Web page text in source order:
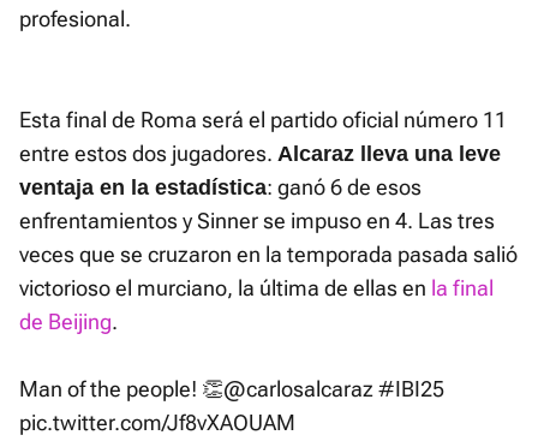
profesional.
Esta final de Roma será el partido oficial número 11
entre estos dos jugadores. Alcaraz lleva una leve
ventaja en la estadística: ganó 6 de esos
enfrentamientos y Sinner se impuso en 4. Las tres
veces que se cruzaron en la temporada pasada salió
victorioso el murciano, la última de ellas en la final
de Beijing.
Man of the people! 👏@carlosalcaraz #IBI25
pic.twitter.com/Jf8vXAOUAM